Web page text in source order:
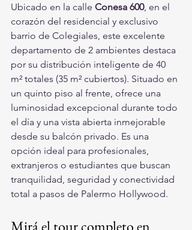
Ubicado en la calle Conesa 600, en el
corazón del residencial y exclusivo
barrio de Colegiales, este excelente
departamento de 2 ambientes destaca
por su distribución inteligente de 40
m² totales (35 m² cubiertos). Situado en
un quinto piso al frente, ofrece una
luminosidad excepcional durante todo
el día y una vista abierta inmejorable
desde su balcón privado. Es una
opción ideal para profesionales,
extranjeros o estudiantes que buscan
tranquilidad, seguridad y conectividad
total a pasos de Palermo Hollywood.
Mirá el tour completo en